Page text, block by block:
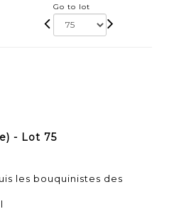
Go to lot
- Lot 75
les bouquinistes des